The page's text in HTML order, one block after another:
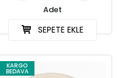
Adet
SEPETE EKLE
KARGO
BEDAVA